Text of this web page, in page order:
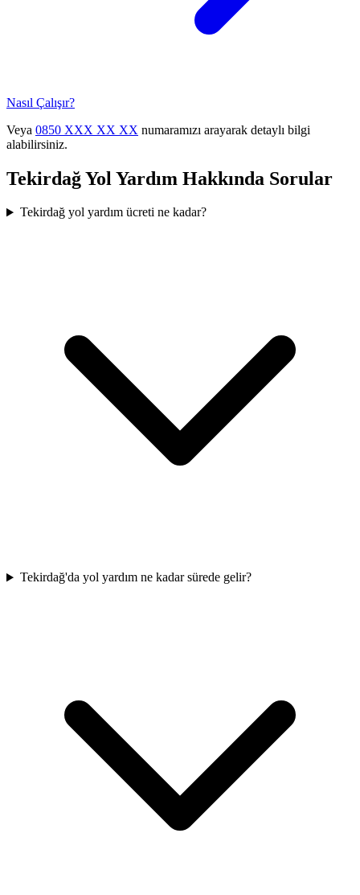
Nasıl Çalışır?
Veya 0850 XXX XX XX numaramızı arayarak detaylı bilgi
alabilirsiniz.
TekirdağYol Yardım Hakkında Sorular
Tekirdağ yol yardım ücreti ne kadar?
Tekirdağ'da yol yardım ne kadar sürede gelir?